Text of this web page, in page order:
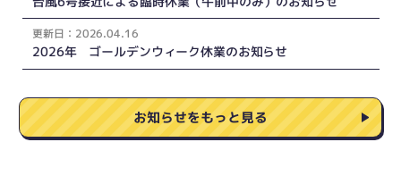
更新日： 2026.04.16
2026年 ゴールデンウィーク休業のお知らせ
お知らせをもっと見る